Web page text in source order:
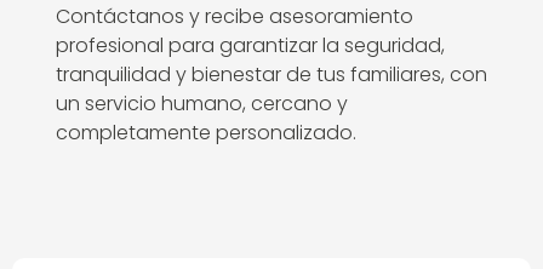
Contáctanos y recibe asesoramiento
profesional para garantizar la seguridad,
tranquilidad y bienestar de tus familiares, con
un servicio humano, cercano y
completamente personalizado.